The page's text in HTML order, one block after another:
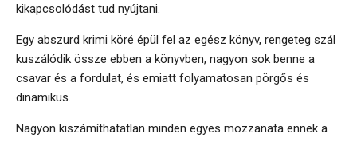
kikapcsolódást tud nyújtani.
Egy abszurd krimi köré épül fel az egész könyv, rengeteg szál
kuszálódik össze ebben a könyvben, nagyon sok benne a
csavar és a fordulat, és emiatt folyamatosan pörgős és
dinamikus.
Nagyon kiszámíthatatlan minden egyes mozzanata ennek a